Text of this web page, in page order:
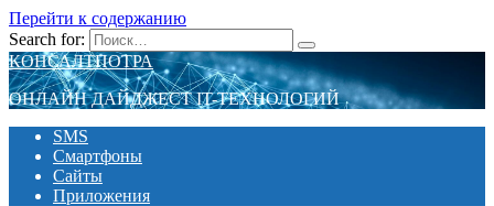
Перейти к содержанию
Search for:
КОНСАЛТПОТРА
ОНЛАЙН ДАЙДЖЕСТ IT-ТЕХНОЛОГИЙ
SMS
Смартфоны
Сайты
Приложения